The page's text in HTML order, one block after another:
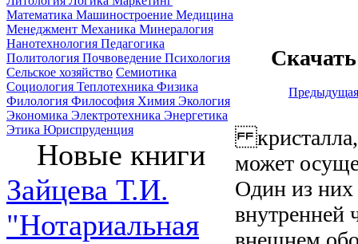
Математика Машиностроение Медицина
Менеджмент Механика Минералогия
Нанотехнология Педагогика
Политология Почвоведение Психология
Сельское хозяйство Семиотика
Социология Теплотехника Физика
Филология Философия Химия Экология
Экономика Электротехника Энергетика
Этика Юриспруденция
Новые книги
Зайцева Т.И.
"Нотариальная
Скачать
Предыдущая
кристалла,
может
Один из них
внутренней